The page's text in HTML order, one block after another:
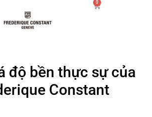
0
độ bền thực sự của
Constant